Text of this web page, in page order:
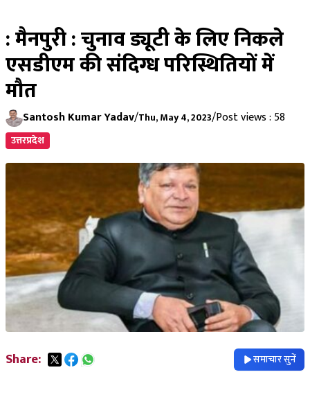
: मैनपुरी : चुनाव ड्यूटी के लिए निकले
एसडीएम की संदिग्ध परिस्थितियों में
मौत
Santosh Kumar Yadav/Thu, May 4, 2023/Post views : 58
उत्तरप्रदेश
Share: समाचार सुनें